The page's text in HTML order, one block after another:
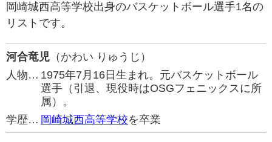
岡崎城西高等学校出身のバスケットボール選手1名の
リストです。
河合竜児 （かわい りゅうじ）
人物… 1975年7月16日生まれ。元バスケットボール
選手（引退、現役時はOSGフェニックスに所
属）。
学歴… 岡崎城西高等学校を卒業